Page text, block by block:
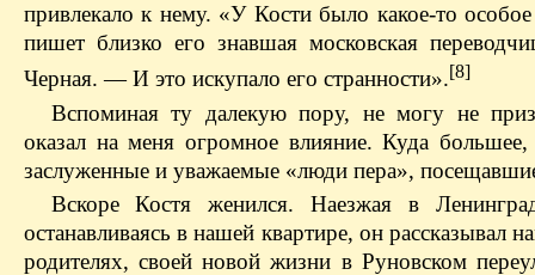
привлекало к нему. «У Кости было какое-то
пишет близко его знавшая московская
Черная. — И это искупало его странности».[8]
Вспоминая ту далекую пору, не могу не
оказал на меня огромное влияние. Куда
заслуженные и уважаемые «люди пера»,
Вскоре Костя женился. Наезжая в
останавливаясь в нашей квартире, он рассказывал
родителях, своей новой жизни в Руновском